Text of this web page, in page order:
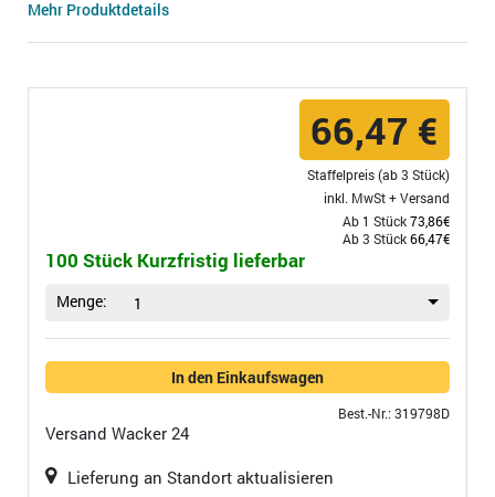
Mehr Produktdetails
66,47 €
Staffelpreis (ab 3 Stück)
inkl. MwSt +Versand
Ab 1 Stück73,86€
Ab 3 Stück66,47€
100 Stück Kurzfristig lieferbar
Menge: 1
In den Einkaufswagen
Best.-Nr.: 319798D
Versand Wacker 24
Lieferung an Standort aktualisieren